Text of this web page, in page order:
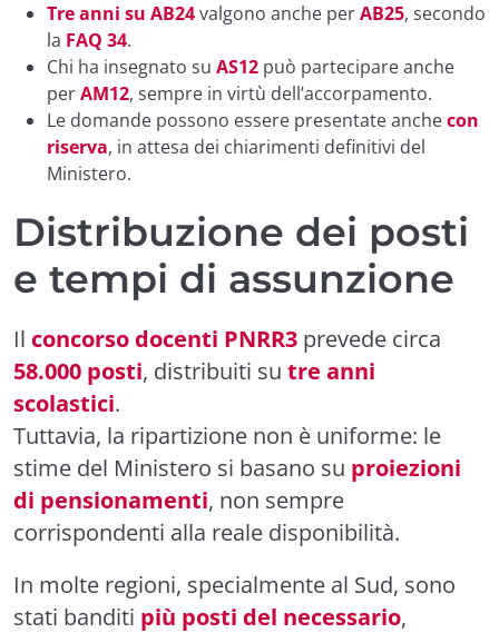
Tre anni su AB24valgono anche perAB25, secondo
la FAQ 34.
Chi ha insegnato su AS12 può partecipare anche
perAM12, sempre in virtù dell’accorpamento.
Le domande possono essere presentate anchecon
riserva, in attesa dei chiarimenti definitivi del
Ministero.
Distribuzione dei posti
e tempi di assunzione
Il concorso docenti PNRR3 prevede circa
58.000 posti, distribuiti su tre anni
scolastici.
Tuttavia, la ripartizione non è uniforme: le
stime del Ministero si basano su proiezioni
di pensionamenti, non sempre
corrispondenti alla reale disponibilità.
In molte regioni, specialmente al Sud, sono
stati banditi più posti del necessario,